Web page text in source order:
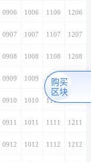
0906 1006 1106 1206
0907 1007 1107 1207
0908 1008 1108 1208
0909 1009 1109
0910 1010 1110
0911 1011 1111 1211
0912 1012 1112 1212
购买
区块